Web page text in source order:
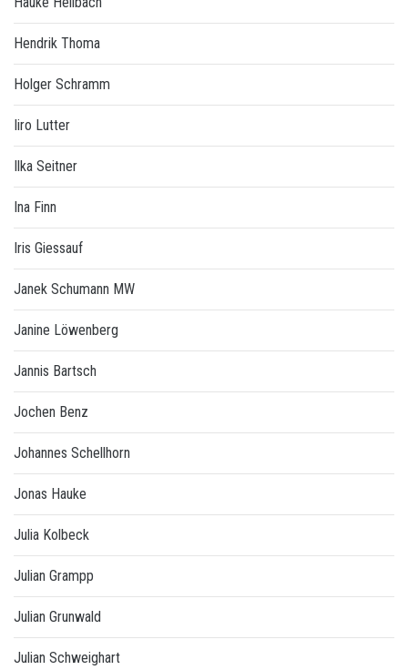
Hendrik Thoma
Holger Schramm
Iiro Lutter
Ilka Seitner
Ina Finn
Iris Giessauf
Janek Schumann MW
Janine Löwenberg
Jannis Bartsch
Jochen Benz
Johannes Schellhorn
Jonas Hauke
Julia Kolbeck
Julian Grampp
Julian Grunwald
Julian Schweighart